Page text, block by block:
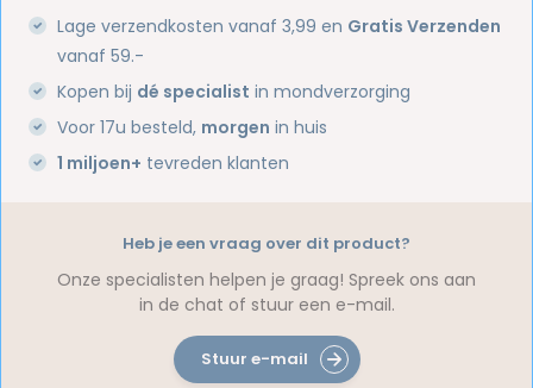
Lage verzendkosten vanaf 3,99 en Gratis Verzenden
vanaf 59.-
Kopen bij dé specialist in mondverzorging
Voor 17u besteld, morgen in huis
1 miljoen+ tevreden klanten
Heb je een vraag over dit product?
Onze specialisten helpen je graag! Spreek ons aan
in de chat of stuur een e-mail.
Stuur e-mail